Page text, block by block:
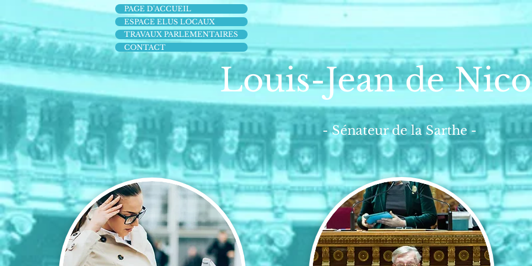
PAGE D'ACCUEIL
ESPACE ELUS LOCAUX
TRAVAUX PARLEMENTAIRES
CONTACT
Louis-Jean de
- Sénateur de la Sarthe -